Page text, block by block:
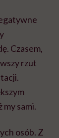
Czasem,
rzut
sami.
osób. Z